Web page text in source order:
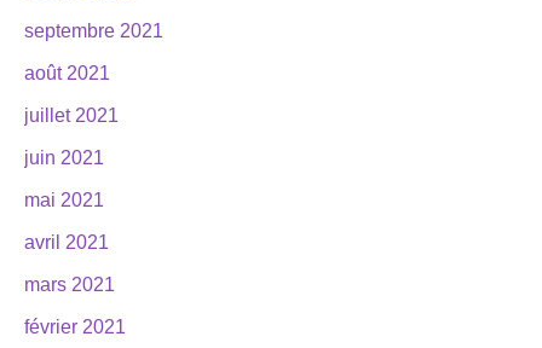
septembre 2021
août 2021
juillet 2021
juin 2021
mai 2021
avril 2021
mars 2021
février 2021